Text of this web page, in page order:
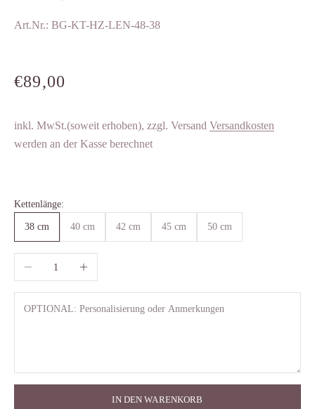
Art.Nr.: BG-KT-HZ-LEN-48-38
ANGEBOT
€89,00
inkl. MwSt.(soweit erhoben), zzgl. Versand Versandkosten
werden an der Kasse berechnet
Kettenlänge:
38 cm 40 cm 42 cm 45 cm 50 cm
IN DEN WARENKORB